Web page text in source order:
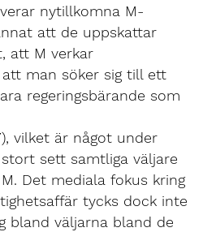
nytillkomna M-
att de uppskattar
att M verkar
man söker sig till ett
regeringsbärande som
vilket är något under
sett samtliga väljare
Det mediala fokus kring
tycks dock inte
bland väljarna bland de